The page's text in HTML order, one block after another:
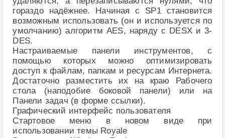
гораздо надёжнее. Начиная с SP1 становится
возможным использовать (он и используется по
умолчанию) алгоритм AES, наряду с DESX и 3-
DES.
Настраиваемые панели инструментов, с
помощью которых можно оптимизировать
доступ к файлам, папкам и ресурсам Интернета.
Достаточно разместить их на краю Рабочего
стола (наподобие боковой панели) или на
Панели задач (в форме ссылки).
Графический интерфейс пользователя
Стартовое меню в новом виде при
использовании темы Royale